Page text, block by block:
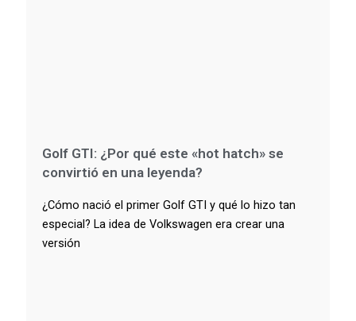
Golf GTI: ¿Por qué este «hot hatch» se
convirtió en una leyenda?
¿Cómo nació el primer Golf GTI y qué lo hizo tan
especial? La idea de Volkswagen era crear una
versión